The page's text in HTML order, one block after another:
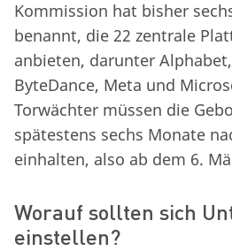
Kommission hat bisher
benannt, die 22 zentrale
anbieten, darunter
ByteDance, Meta und
Torwächter müssen die
spätestens sechs Monate
einhalten, also ab dem 6.
Worauf sollten sich
einstellen?